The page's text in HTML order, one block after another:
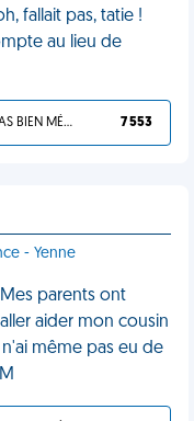
fallait pas, tatie !
au lieu de
TU L'AS BIEN MÉRITÉ 7 553
- Yenne
parents ont
aider mon cousin
n'ai même pas eu de